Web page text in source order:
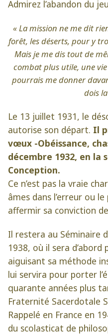
Admirez l’abandon du
« La mission ne me dit
forêt, les déserts, pour y
Mais je me dis tout de
combat plus utile, une
pourrais me donner
dois
Le 13 juillet 1931, le
autorise son départ. Il
vœux -Obéissance,
décembre 1932, en la
Conception.
Ce n’est pas la vraie
âmes dans l’erreur ou
affermir sa conviction
Il restera au Séminaire
1938, où il sera
aiguisant sa méthode
lui servira pour porter
quarante années plus
Fraternité Sacerdotale
Rappelé en France en
du scolasticat de